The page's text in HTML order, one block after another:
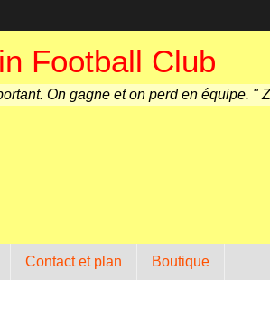
Football Club
On gagne et on perd en équipe. "
Contact et plan Boutique